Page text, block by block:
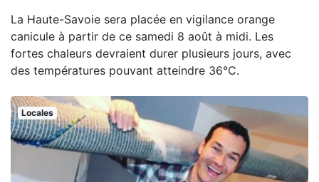
La Haute-Savoie sera placée en vigilance orange
canicule à partir de ce samedi 8 août à midi. Les
fortes chaleurs devraient durer plusieurs jours, avec
des températures pouvant atteindre 36°C.
Locales